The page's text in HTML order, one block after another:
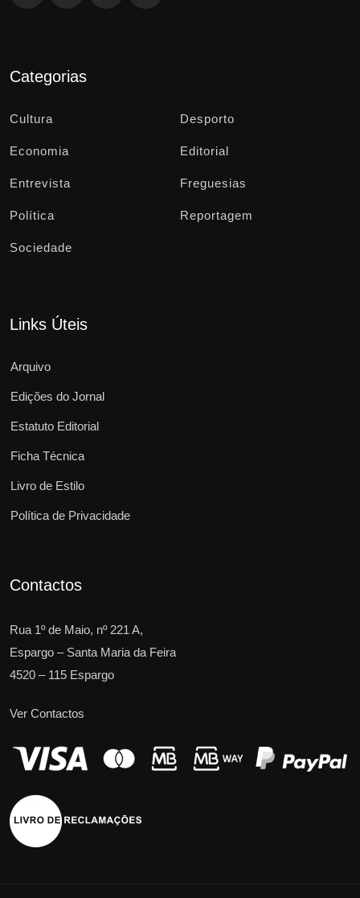
Categorias
Cultura Desporto
Economia Editorial
Entrevista Freguesias
Política Reportagem
Sociedade
Links Úteis
Arquivo
Edições do Jornal
Estatuto Editorial
Ficha Técnica
Livro de Estilo
Política de Privacidade
Contactos
Rua 1º de Maio, nº 221 A,
Espargo – Santa Maria da Feira
4520 – 115 Espargo
Ver Contactos